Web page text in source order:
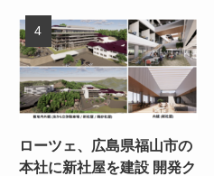
ローツェ、広島県福山市の
本社に新社屋を建設 開発ク